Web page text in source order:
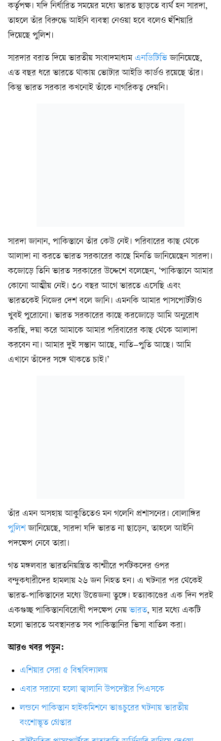
কর্তৃপক্ষ। যদি নির্ধারিত সময়ের মধ্যে ভারত ছাড়তে ব্যর্থ হন সারদা,
তাহলে তাঁর বিরুদ্ধে আইনি ব্যবস্থা নেওয়া হবে বলেও হুঁশিয়ারি
দিয়েছে পুলিশ।
সারদার বরাত দিয়ে ভারতীয় সংবাদমাধ্যম এনডিটিভি জানিয়েছে,
এত বছর ধরে ভারতে থাকায় ভোটার আইডি কার্ডও রয়েছে তাঁর।
কিন্তু ভারত সরকার কখনোই তাঁকে নাগরিকত্ব দেয়নি।
সারদা জানান, পাকিস্তানে তাঁর কেউ নেই। পরিবারের কাছ থেকে
আলাদা না করতে ভারত সরকারের কাছে মিনতি জানিয়েছেন সারদা।
কজোড়ে তিনি ভারত সরকারের উদ্দেশে বলেছেন, ‘পাকিস্তানে আমার
কোনো আত্মীয় নেই। ৩০ বছর আগে ভারতে এসেছি এবং
ভারতকেই নিজের দেশ বলে জানি। এমনকি আমার পাসপোর্টটাও
খুবই পুরোনো। ভারত সরকারের কাছে করজোড়ে আমি অনুরোধ
করছি, দয়া করে আমাকে আমার পরিবারের কাছ থেকে আলাদা
করবেন না। আমার দুই সন্তান আছে, নাতি–পুতি আছে। আমি
এখানে তাঁদের সঙ্গে থাকতে চাই।’
তাঁর এমন অসহায় আকুতিতেও মন গলেনি প্রশাসনের। বোলাঙ্গির
পুলিশজানিয়েছে, সারদা যদি ভারত না ছাড়েন, তাহলে আইনি
পদক্ষেপ নেবে তারা।
গত মঙ্গলবার ভারতনিয়ন্ত্রিত কাশ্মীরে পর্যটকদের ওপর
বন্দুকধারীদের হামলায় ২৬ জন নিহত হন। এ ঘটনার পর থেকেই
ভারত-পাকিস্তানের মধ্যে উত্তেজনা তুঙ্গে। হত্যাকাণ্ডের এক দিন পরই
একগুচ্ছ পাকিস্তানবিরোধী পদক্ষেপ নেয়ভারত, যার মধ্যে একটি
হলো ভারতে অবস্থানরত সব পাকিস্তানির ভিসা বাতিল করা।
আরও খবর পড়ুন:
এশিয়ার সেরা ৫ বিশ্ববিদ্যালয়
এবার সরানো হলো জ্বালানি উপদেষ্টার পিএসকে
লন্ডনে পাকিস্তান হাইকমিশনে ভাঙচুরের ঘটনায় ভারতীয়
বংশোদ্ভূত গ্রেপ্তার